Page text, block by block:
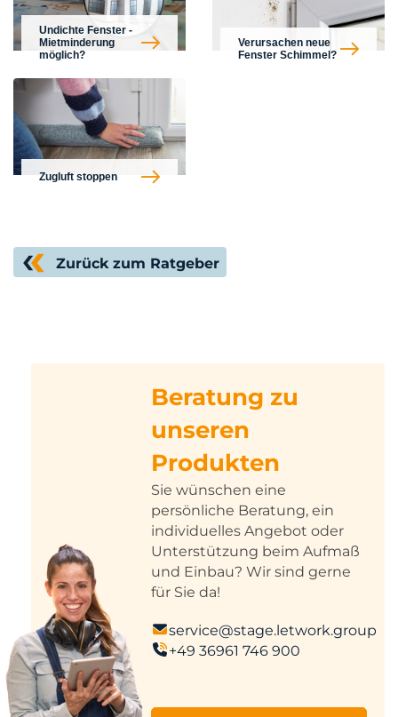
Undichte Fenster -
Mietminderung
möglich?
Verursachen neue
Fenster Schimmel?
Zugluft stoppen
Zurück zum Ratgeber
Beratung zu
unseren
Produkten
Sie wünschen eine
persönliche Beratung, ein
individuelles Angebot oder
Unterstützung beim Aufmaß
und Einbau? Wir sind gerne
für Sie da!
service@stage.letwork.group
+49 36961 746 900